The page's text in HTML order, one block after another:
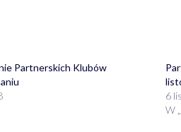
Partnerskich Klubów
6
W